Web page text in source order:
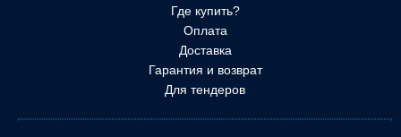
Где купить?
Оплата
Доставка
Гарантия и возврат
Для тендеров